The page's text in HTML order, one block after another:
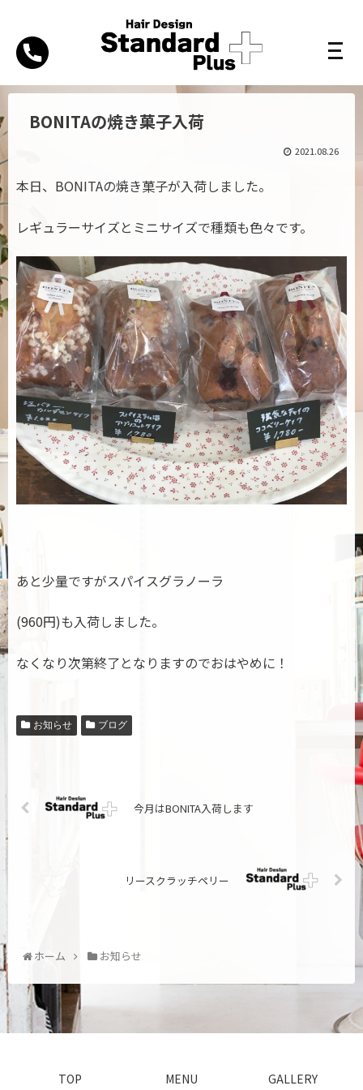
BONITAの焼き菓子入荷
2021.08.26
本日、BONITAの焼き菓子が入荷しました。
レギュラーサイズとミニサイズで種類も色々です。
あと少量ですがスパイスグラノーラ
(960円)も入荷しました。
なくなり次第終了となりますのでおはやめに！
お知らせ ブログ
今月はBONITA入荷します
リースクラッチペリー
ホーム お知らせ
TOP MENU GALLERY